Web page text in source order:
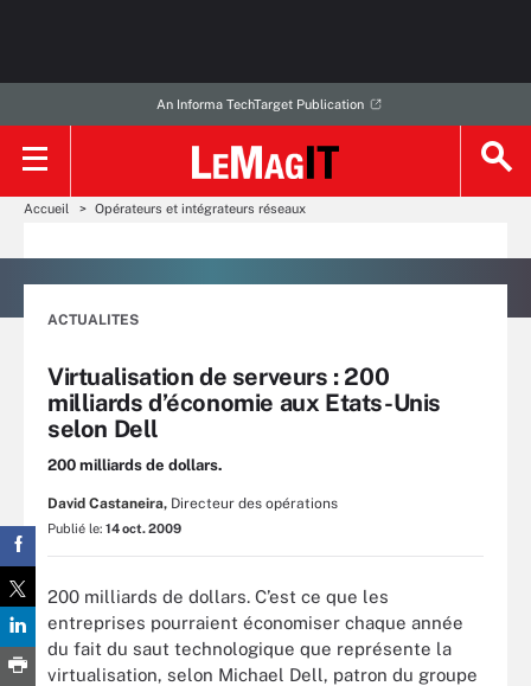
An Informa TechTarget Publication
Accueil Opérateurs et intégrateurs réseaux
ACTUALITES
Virtualisation de serveurs : 200
milliards d’économie aux Etats-Unis
selon Dell
200 milliards de dollars.
David Castaneira, Directeur des opérations
Publié le: 14 oct. 2009
200 milliards de dollars. C’est ce que les
entreprises pourraient économiser chaque année
du fait du saut technologique que représente la
virtualisation, selon Michael Dell, patron du groupe